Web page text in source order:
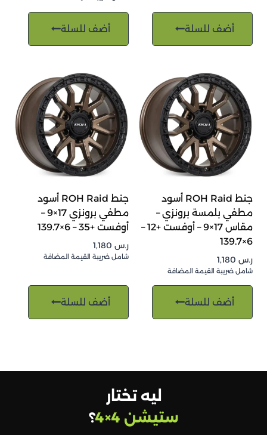
أضف للسلة أضف للسلة
جنط ROH Raid أسود
مطفي بلمسة برونزي –
مقاس 17×9 – أوفست +12 –
6×139.7
ر.س
شامل ضريبة القيمة المضافة
أضف للسلة
جنط ROH Raid أسود
مطفي برونزي 17×9 –
أوفست +35 – 6×139.7
ر.س
شامل ضريبة القيمة المضافة
أضف للسلة
ليه تختار
ستيشن 4×4
؟